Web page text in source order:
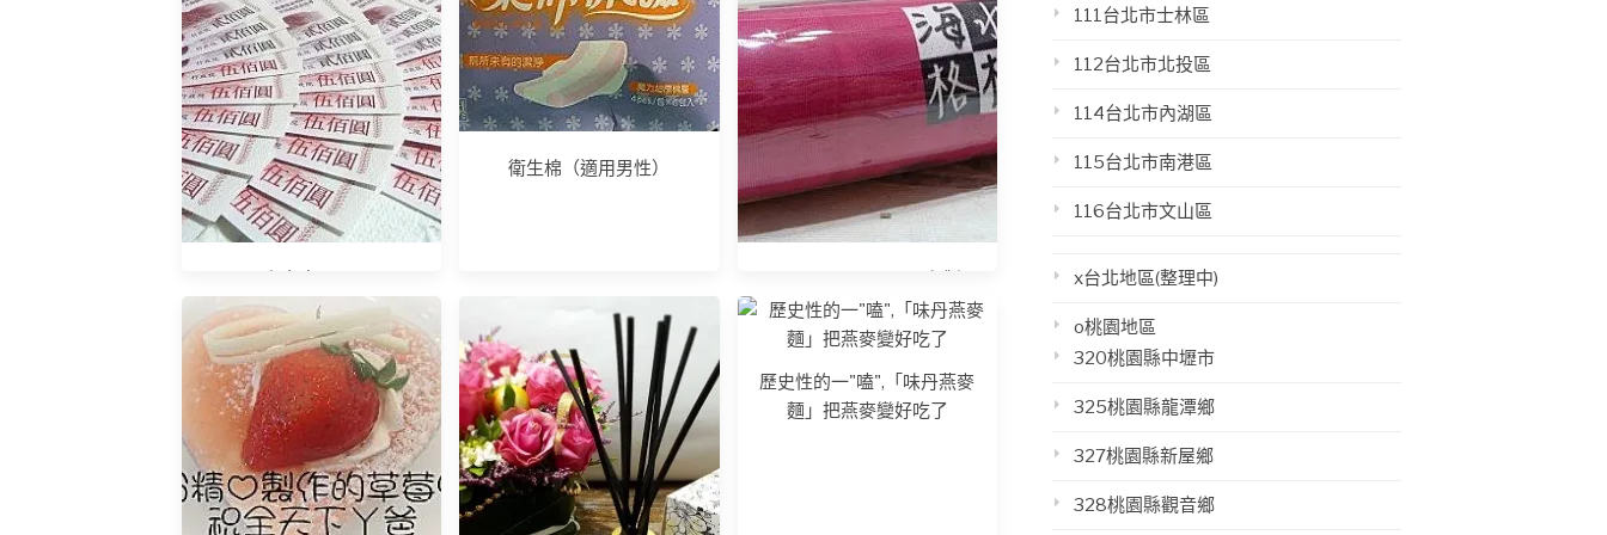
衛生棉（適用男性）
歷史性的一"嗑",「味丹燕麥
麵」把燕麥變好吃了
111台北市士林區
112台北市北投區
114台北市內湖區
115台北市南港區
116台北市文山區
x台北地區(整理中)
o桃園地區
320桃園縣中壢市
325桃園縣龍潭鄉
327桃園縣新屋鄉
328桃園縣觀音鄉